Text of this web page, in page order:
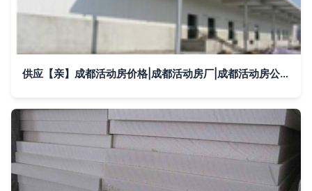
供应【亲】成都活动房价格|成都活动房厂|成都活动房公司_建筑建材_世界工厂网中国产品信息库